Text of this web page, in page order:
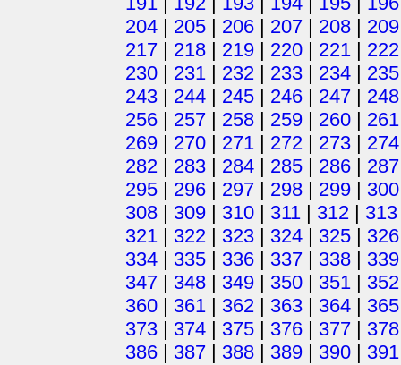
204 | 205 | 206 | 207 | 208 | 209
217 | 218 | 219 | 220 | 221 | 222
230 | 231 | 232 | 233 | 234 | 235
243 | 244 | 245 | 246 | 247 | 248
256 | 257 | 258 | 259 | 260 | 261
269 | 270 | 271 | 272 | 273 | 274
282 | 283 | 284 | 285 | 286 | 287
295 | 296 | 297 | 298 | 299 | 300
308 | 309 | 310 | 311 | 312 | 313
321 | 322 | 323 | 324 | 325 | 326
334 | 335 | 336 | 337 | 338 | 339
347 | 348 | 349 | 350 | 351 | 352
360 | 361 | 362 | 363 | 364 | 365
373 | 374 | 375 | 376 | 377 | 378
386 | 387 | 388 | 389 | 390 | 391